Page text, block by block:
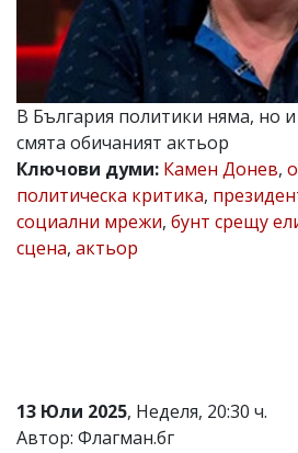
редактор:
Иван
Колев,
email:
office@flagman.bg
Коментарите
статиите
се
въвеждат
за
тях!
Ако
В България политики няма, но и
смята обичаният актьор
Ключови думи: Камен Донев,
политическа критика,
социални мрежи, бунт срещу
сцена, актьор
13 Юли 2025, Неделя, 20:30 ч.
Автор: Флагман.бг